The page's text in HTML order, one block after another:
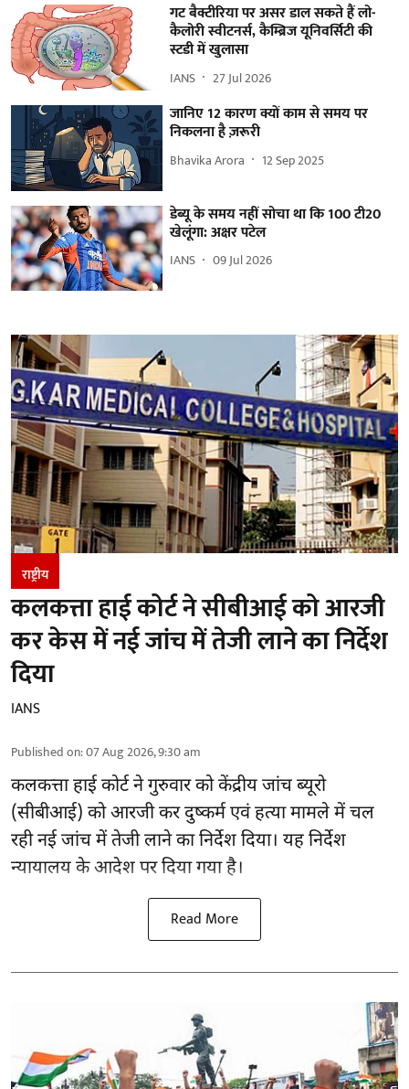
गट बैक्टीरिया पर असर डाल सकते हैं लो-
कैलोरी स्वीटनर्स, कैम्ब्रिज यूनिवर्सिटी की
स्टडी में खुलासा
IANS 27 Jul 2026
जानिए 12 कारण क्यों काम से समय पर
निकलना है ज़रूरी
Bhavika Arora 12 Sep 2025
डेब्यू के समय नहीं सोचा था कि 100 टी20
खेलूंगा: अक्षर पटेल
IANS 09 Jul 2026
राष्ट्रीय
कलकत्ता हाई कोर्ट ने सीबीआई को आरजी
कर केस में नई जांच में तेजी लाने का निर्देश
दिया
IANS
Published on:07 Aug 2026, 9:30 am
कलकत्ता हाई कोर्ट ने गुरुवार को केंद्रीय जांच ब्यूरो
(सीबीआई) कोआरजी कर दुष्कर्म एवं हत्या मामलेमें चल
रही नई जांच में तेजी लाने का निर्देश दिया। यह निर्देश
न्यायालय के आदेश पर दिया गया है।
Read More